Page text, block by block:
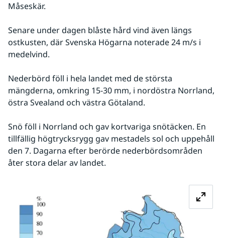
Måseskär.
Senare under dagen blåste hård vind även längs
ostkusten, där Svenska Högarna noterade 24 m/s i
medelvind.
Nederbörd föll i hela landet med de största
mängderna, omkring 15-30 mm, i nordöstra Norrland,
östra Svealand och västra Götaland.
Snö föll i Norrland och gav kortvariga snötäcken. En
tillfällig högtrycksrygg gav mestadels sol och uppehåll
den 7. Dagarna efter berörde nederbördsområden
åter stora delar av landet.